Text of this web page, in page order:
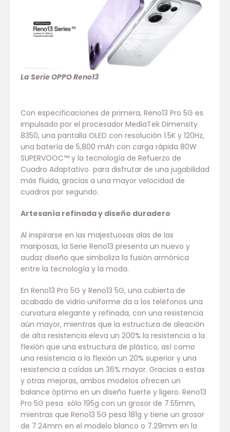
La Serie OPPO Reno13
Con especificaciones de primera, Reno13 Pro 5G es
impulsado por el procesador MediaTek Dimensity
8350, una pantalla OLED con resolución 1.5K y 120Hz,
una batería de 5,800 mAh con carga rápida 80W
SUPERVOOC™ y la tecnología de Refuerzo de
Cuadro Adaptativo para disfrutar de una jugabilidad
más fluida, gracias a una mayor velocidad de
cuadros por segundo.
Artesanía refinada y diseño duradero
Al inspirarse en las majestuosas alas de las
mariposas, la Serie Reno13 presenta un nuevo y
audaz diseño que simboliza la fusión armónica
entre la tecnología y la moda.
En Reno13 Pro 5G y Reno13 5G, una cubierta de
acabado de vidrio uniforme da a los teléfonos una
curvatura elegante y refinada, con una resistencia
aún mayor, mientras que la estructura de aleación
de alta resistencia eleva un 200% la resistencia a la
flexión que una estructura de plástico, así como
una resistencia a la flexión un 20% superior y una
resistencia a caídas un 36% mayor. Gracias a estas
y otras mejoras, ambos modelos ofrecen un
balance óptimo en un diseño fuerte y ligero. Reno13
Pro 5G pesa sólo 195g con un grosor de 7.55mm,
mientras que Reno13 5G pesa 181g y tiene un grosor
de 7.24mm en el modelo blanco o 7.29mm en la